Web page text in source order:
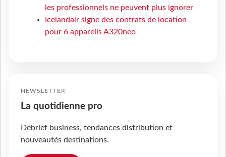
les professionnels ne peuvent plus ignorer
Icelandair signe des contrats de location
pour 6 appareils A320neo
NEWSLETTER
La quotidienne pro
Débrief business, tendances distribution et
nouveautés destinations.